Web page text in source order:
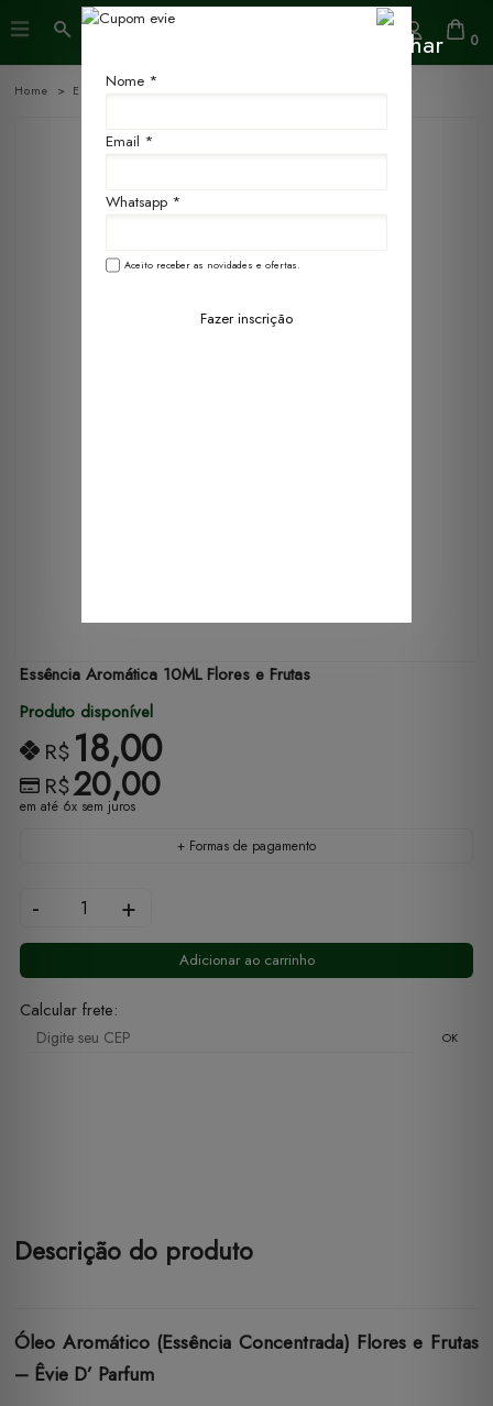
0
Home Essências
Essência Aromática 10ML Flores e Frutas
Produto disponível
R$ 18,00
R$20,00
em até 6x sem juros
+ Formas de pagamento
- +
Adicionar ao carrinho
Calcular frete:
OK
Descrição do produto
Óleo Aromático (Essência Concentrada) Flores e Frutas
– Êvie D’ Parfum
Nome *
Email *
Whatsapp *
Aceito receber as novidades e ofertas.
Fazer inscrição